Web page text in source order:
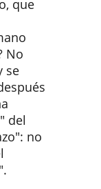
que
No
se
del
no